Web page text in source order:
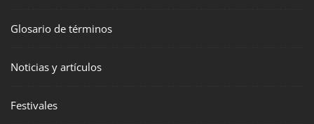
Glosario de términos
Noticias y artículos
Festivales